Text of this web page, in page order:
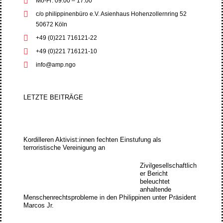
c/o philippinenbüro e.V. Asienhaus Hohenzollernring 52
50672 Köln
+49 (0)221 716121-22
+49 (0)221 716121-10
info@amp.ngo
LETZTE BEITRÄGE
Kordilleren Aktivist:innen fechten Einstufung als
terroristische Vereinigung an
Zivilgesellschaftlich
er Bericht
beleuchtet
anhaltende
Menschenrechtsprobleme in den Philippinen unter Präsident
Marcos Jr.